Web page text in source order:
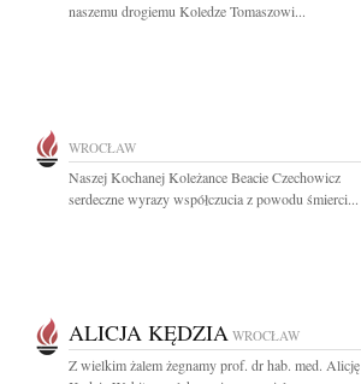
naszemu drogiemu Koledze Tomaszowi...
WROCŁAW
Naszej Kochanej Koleżance Beacie Czechowicz
serdeczne wyrazy współczucia z powodu śmierci...
ALICJA KĘDZIA WROCŁAW
Z wielkim żalem żegnamy prof. dr hab. med. Alicję